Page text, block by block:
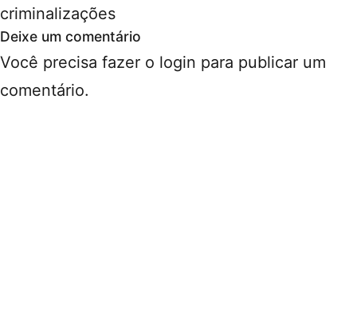
criminalizações
Deixe um comentário
Você precisa fazer o login para publicar um
comentário.